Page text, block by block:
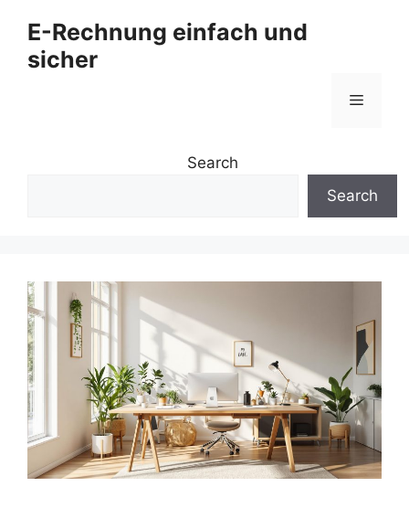
Inhalt
springen
E-Rechnung einfach und
sicher
Menü
Search
Search